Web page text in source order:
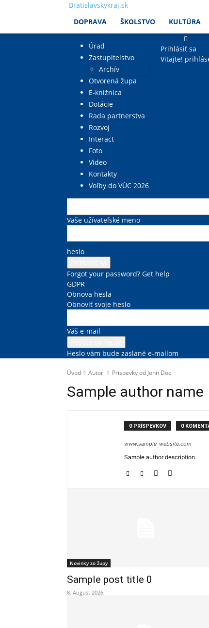
Bratislavskykraj.sk
DOPRAVA
ŠKOLSTVO KULTÚRA
Úrad
Zastupiteľstvo
Archív
Otvorená župa
E-knižnica
Dotácie
Rada partnerstva
Rozvoj
Interact
Foto
Video
Kontakty
Voľby do VÚC 2026
Prihlásiť sa
Vitajte!
Vaše užívateľské meno
heslo
Forgot your password? Get help
GDPR
Obnova hesla
Obnoviť svoje heslo
Váš e-mail
Heslo vám bude zaslané e-mailom
Úvod Autori Príspevky od John Doe
Sample author name
0 PRÍSPEVKOV 0
www.sample-website.com
Sample author description
Novinky zo župy
Sample post title 0
8. August 2026